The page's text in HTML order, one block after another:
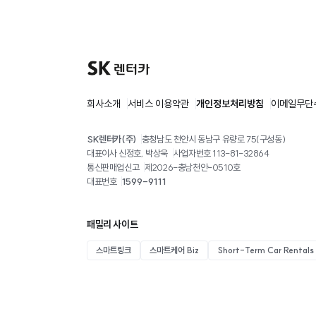
회사소개 서비스 이용약관 개인정보처리방침 이메일무
SK렌터카(주) 충청남도 천안시 동남구 유량로 75(구성동)
대표이사 신정호, 박상욱 사업자번호 113-81-32864
통신판매업신고 제2026-충남천안-0510호
대표번호 1599-9111
패밀리 사이트
스마트링크 스마트케어 Biz Short-Term Car Rentals